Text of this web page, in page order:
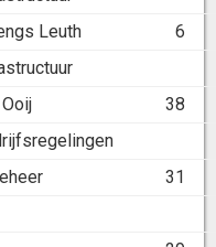
Leuth
6
38
31